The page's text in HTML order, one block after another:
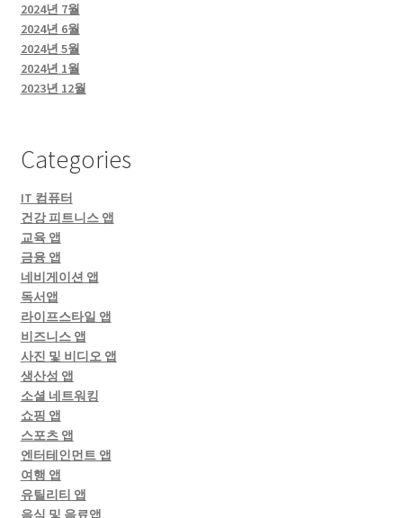
2024년 7월
2024년 6월
2024년 5월
2024년 1월
2023년 12월
Categories
IT 컴퓨터
건강 피트니스 앱
교육 앱
금융 앱
네비게이션 앱
독서앱
라이프스타일 앱
비즈니스 앱
사진 및 비디오 앱
생산성 앱
소셜 네트워킹
쇼핑 앱
스포츠 앱
엔터테인먼트 앱
여행 앱
유틸리티 앱